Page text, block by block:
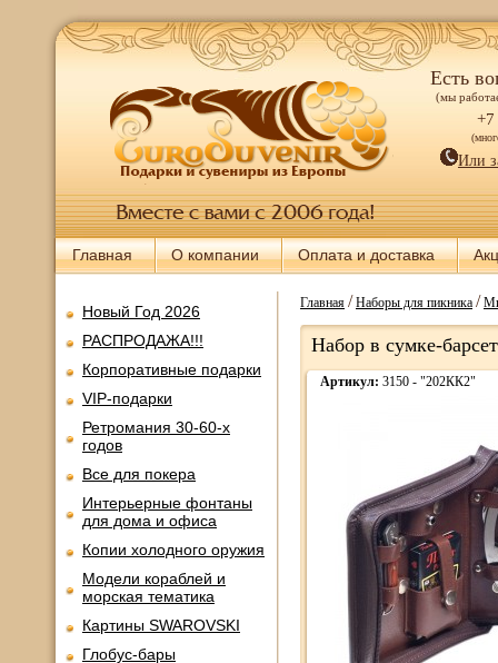
Есть
(мы
+7
Или
Главная О компании Оплата и доставка
Новый Год 2026
РАСПРОДАЖА!!!
Корпоративные подарки
VIP-подарки
Ретромания 30-60-х
годов
Все для покера
Интерьерные фонтаны
для дома и офиса
Копии холодного оружия
Модели кораблей и
морская тематика
Картины SWAROVSKI
Глобус-бары
Главная/Наборы для пикника/
Набор в сумке-
Артикул: 3150 - "202КК2"